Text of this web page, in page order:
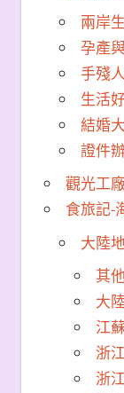
兩岸
孕產
手殘
生活
結婚
證件
觀光工
食旅記-
大陸
其
大
江
浙
浙